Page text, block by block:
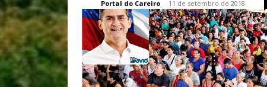
Portal do Careiro - 11 de setembro de 2018